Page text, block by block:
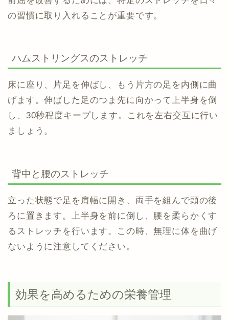
の習慣に取り入れることが重要です。
ハムストリングスのストレッチ
床に座り、片足を伸ばし、もう片方の足を内側に曲
げます。伸ばした足のつま先に向かって上半身を倒
し、30秒程度キープします。これを左右交互に行い
ましょう。
背中と腰のストレッチ
立った状態で足を肩幅に開き、両手を組んで頭の後
ろに置きます。上半身を前に倒し、腰を柔らかくす
るストレッチを行います。この時、無理に体を曲げ
ないように注意してください。
効果を高めるための栄養管理